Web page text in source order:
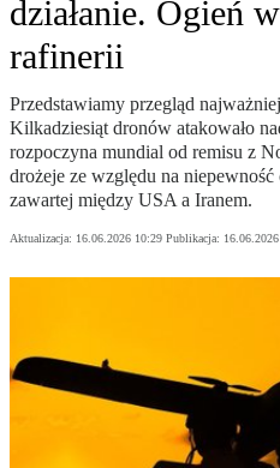
działanie. Ogień
rafinerii
Przedstawiamy przegląd
Kilkadziesiąt dronów atakowało
rozpoczyna mundial od remisu z
drożeje ze względu na
zawartej między USA a Iranem.
Aktualizacja: 16.06.2026 10:29 Publikacja: